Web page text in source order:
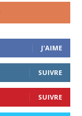
J'AIME
SUIVRE
SUIVRE